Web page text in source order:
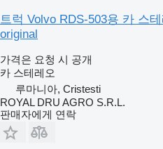
트럭 Volvo RDS-503용 카 스
original
가격은 요청 시 공개
카 스테레오
루마니아, Cristesti
ROYAL DRU AGRO S.R.L.
판매자에게 연락